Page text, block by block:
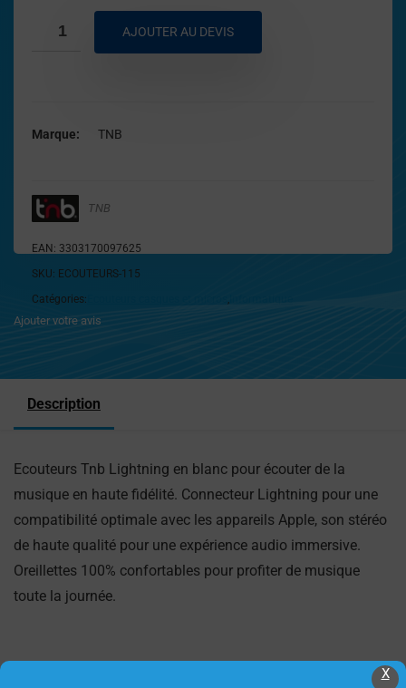
AJOUTER AU DEVIS
Marque TNB
TNB
EAN: 3303170097625
SKU: ECOUTEURS-115
Catégories:
,
Ajouter votre avis
Description
Ecouteurs Tnb Lightning en blanc pour écouter de la
musique en haute fidélité. Connecteur Lightning pour une
compatibilité optimale avec les appareils Apple, son stéréo
de haute qualité pour une expérience audio immersive.
Oreillettes 100% confortables pour profiter de musique
toute la journée.
X